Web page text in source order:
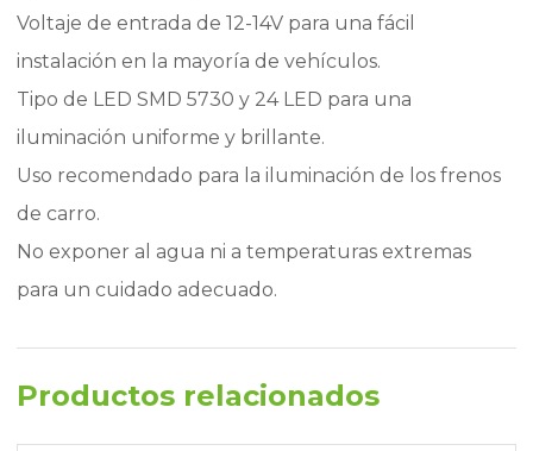
Voltaje de entrada de 12-14V para una fácil
instalación en la mayoría de vehículos.
Tipo de LED SMD 5730 y 24 LED para una
iluminación uniforme y brillante.
Uso recomendado para la iluminación de los frenos
de carro.
No exponer al agua ni a temperaturas extremas
para un cuidado adecuado.
Productos relacionados